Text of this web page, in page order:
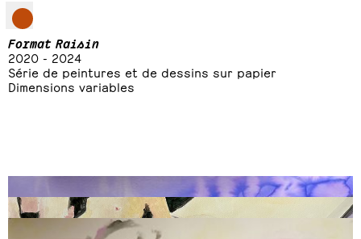
Format Raisin
2020 - 2024
Série de peintures et de dessins sur papier
Dimensions variables
, 2021, peinture sur papier, 65 x 50 cm
Capo di tutti capi
, 2022, peinture acrylique sur papier, 29,7 x 42 cm
Sans titre
, 2021, peinture sur papier, 65 x 50 cm